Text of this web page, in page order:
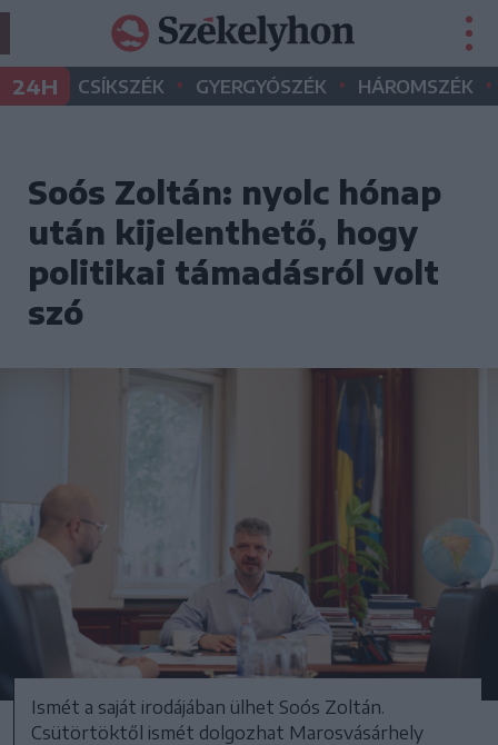
24H CSÍKSZÉK • GYERGYÓSZÉK • HÁROMSZÉK •
Soós Zoltán: nyolc hónap
után kijelenthető, hogy
politikai támadásról volt
szó
Ismét a saját irodájában ülhet Soós Zoltán.
Csütörtöktől ismét dolgozhat Marosvásárhely